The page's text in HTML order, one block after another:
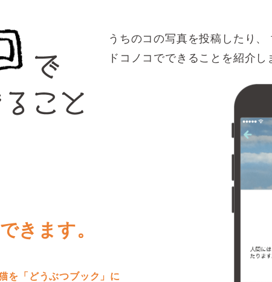
うちのコの写真を投稿したり、
ドコノコでできることを紹介し
きます。
を「どうぶつブック」に